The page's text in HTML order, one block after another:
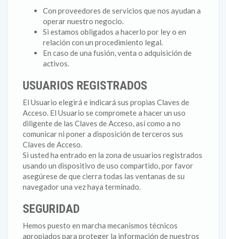
Con proveedores de servicios que nos ayudan a
operar nuestro negocio.
Si estamos obligados a hacerlo por ley o en
relación con un procedimiento legal.
En caso de una fusión, venta o adquisición de
activos.
USUARIOS REGISTRADOS
El Usuario elegirá e indicará sus propias Claves de
Acceso. El Usuario se compromete a hacer un uso
diligente de las Claves de Acceso, así como a no
comunicar ni poner a disposición de terceros sus
Claves de Acceso.
Si usted ha entrado en la zona de usuarios registrados
usando un dispositivo de uso compartido, por favor
asegúrese de que cierra todas las ventanas de su
navegador una vez haya terminado.
SEGURIDAD
Hemos puesto en marcha mecanismos técnicos
apropiados para proteger la información de nuestros